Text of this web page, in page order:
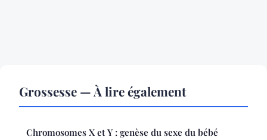
Grossesse — À lire également
Chromosomes X et Y : genèse du sexe du bébé